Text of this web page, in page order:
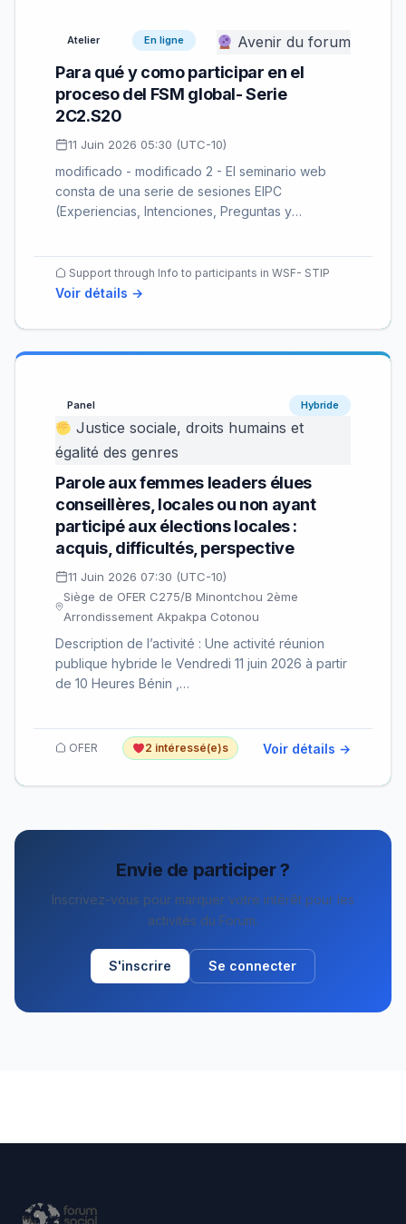
Atelier En ligne Avenir du forum
Para qué y como participar en el
proceso del FSM global- Serie
2C2.S20
11 Juin 2026 05:30 (UTC-10)
modificado - modificado 2 - El seminario web
consta de una serie de sesiones EIPC
(Experiencias, Intenciones, Preguntas y
Support through Info to participants in WSF- STIP
Voir détails →
Panel Hybride
Justice sociale, droits humains et
égalité des genres
Parole aux femmes leaders élues
conseillères, locales ou non ayant
participé aux élections locales :
acquis, difficultés, perspective
11 Juin 2026 07:30 (UTC-10)
Siège de OFER C275/B Minontchou 2ème
Arrondissement Akpakpa Cotonou
Description de l’activité : Une activité réunion
publique hybride le Vendredi 11 juin 2026 à partir
de 10 Heures Bénin ,…
OFER 2 intéressé(e)s Voir détails →
Envie de participer ?
Inscrivez-vous pour marquer votre intérêt pour les
activités du Forum.
S'inscrire Se connecter